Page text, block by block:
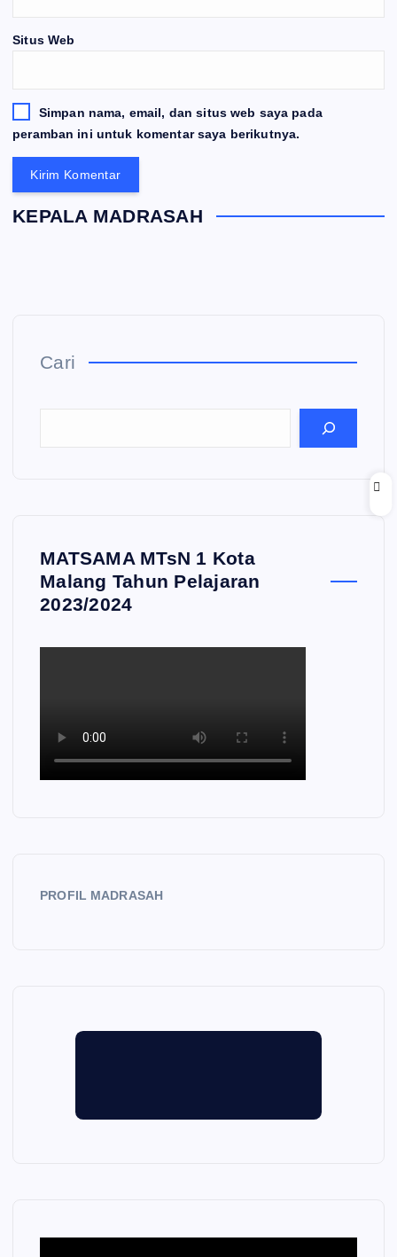
Situs Web
Simpan nama, email, dan situs web saya pada
peramban ini untuk komentar saya berikutnya.
KEPALA MADRASAH
Cari
MATSAMA MTsN 1 Kota
Malang Tahun Pelajaran
2023/2024
PROFIL MADRASAH